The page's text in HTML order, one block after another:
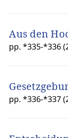
Aus den
pp. *335-*336
pp. *336-*337